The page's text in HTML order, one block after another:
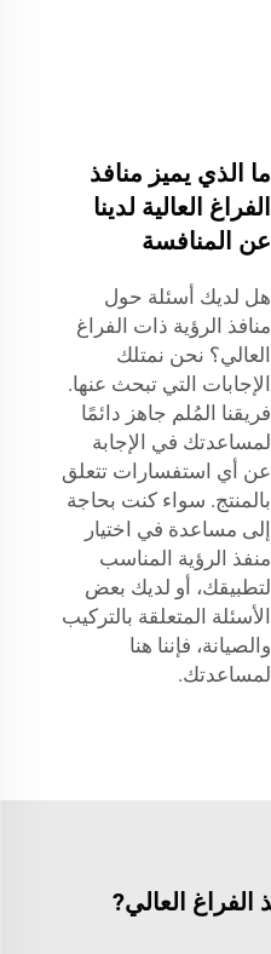
ما الذي يميز منافذ
الفراغ العالية لدينا
عن المنافسة
هل لديك أسئلة حول
منافذ الرؤية ذات الفراغ
العالي؟ نحن نمتلك
الإجابات التي تبحث عنها.
فريقنا المُلم جاهز دائمًا
لمساعدتك في الإجابة
عن أي استفسارات تتعلق
بالمنتج. سواء كنت بحاجة
إلى مساعدة في اختيار
منفذ الرؤية المناسب
لتطبيقك، أو لديك بعض
الأسئلة المتعلقة بالتركيب
والصيانة، فإننا هنا
لمساعدتك.